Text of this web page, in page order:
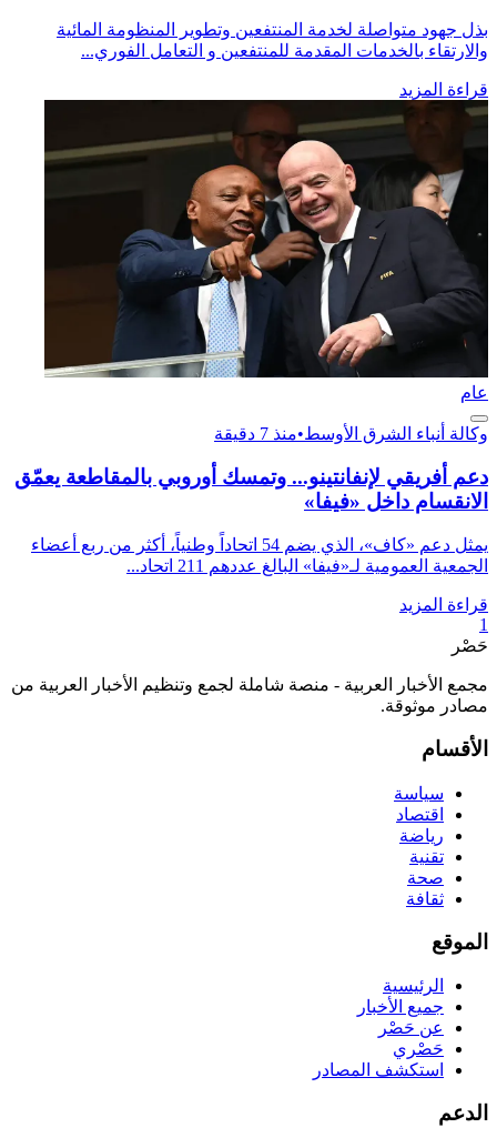
بذل جهود متواصلة لخدمة المنتفعين وتطوير المنظومة المائية
والارتقاء بالخدمات المقدمة للمنتفعين و التعامل الفوري...
قراءة المزيد
عام
وكالة أنباء الشرق الأوسط•منذ 7 دقيقة
دعم أفريقي لإنفانتينو... وتمسك أوروبي بالمقاطعة يعمّق
الانقسام داخل «فيفا»
يمثل دعم «كاف»، الذي يضم 54 اتحاداً وطنياً، أكثر من ربع أعضاء
الجمعية العمومية لـ«فيفا» البالغ عددهم 211 اتحاد...
قراءة المزيد
1
حَصْر
مجمع الأخبار العربية - منصة شاملة لجمع وتنظيم الأخبار العربية من
مصادر موثوقة.
الأقسام
سياسة
اقتصاد
رياضة
تقنية
صحة
ثقافة
الموقع
الرئيسية
جميع الأخبار
عن حَصْر
حَصْري
استكشف المصادر
الدعم